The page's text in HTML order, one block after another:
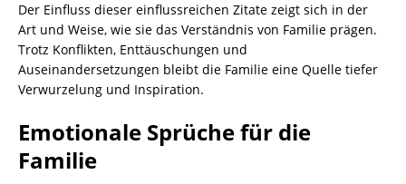
Der Einfluss dieser einflussreichen Zitate zeigt sich in der
Art und Weise, wie sie das Verständnis von Familie prägen.
Trotz Konflikten, Enttäuschungen und
Auseinandersetzungen bleibt die Familie eine Quelle tiefer
Verwurzelung und Inspiration.
Emotionale Sprüche für die
Familie